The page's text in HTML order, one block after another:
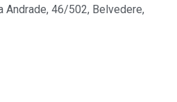
Andrade, 46/502, Belvedere,